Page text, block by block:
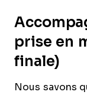
prise en
finale)
Nous savons